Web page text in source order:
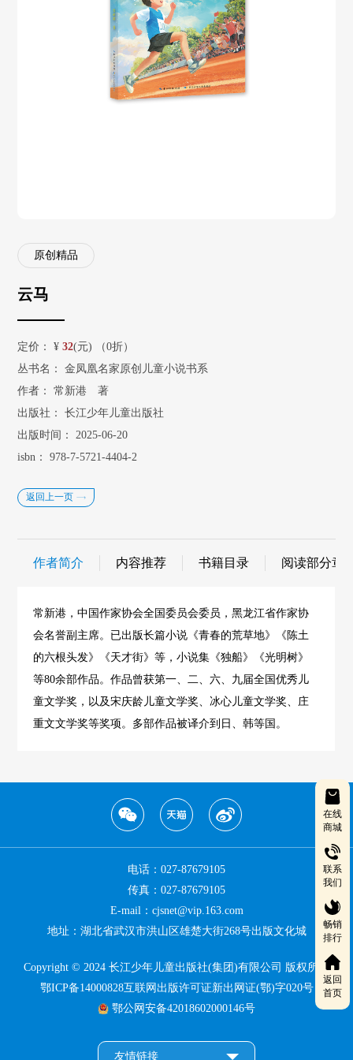
在线
商城
联系
我们
畅销
排行
返回
首页
原创精品
云马
定价： ¥32(元) （0折）
丛书名：
金凤凰名家原创儿童小说书系
作者：
常新港 著
出版社：
长江少年儿童出版社
出版时间：
2025-06-20
isbn：
978-7-5721-4404-2
返回上一页
作者简介 内容推荐 书籍目录 阅读部分章
常新港，中国作家协会全国委员会委员，黑龙江省作家协
会名誉副主席。已出版长篇小说《青春的荒草地》《陈土
的六根头发》《天才街》等，小说集《独船》《光明树》
等80余部作品。作品曾获第一、二、六、九届全国优秀儿
童文学奖，以及宋庆龄儿童文学奖、冰心儿童文学奖、庄
重文文学奖等奖项。多部作品被译介到日、韩等国。
电话：027-87679105
传真：027-87679105
E-mail：cjsnet@vip.163.com
地址：湖北省武汉市洪山区雄楚大街268号出版文化城
Copyright © 2024 长江少年儿童出版社(集团)有限公司 版权所有
鄂ICP备14000828互联网出版许可证新出网证(鄂)字020号
鄂公网安备42018602000146号
友情链接